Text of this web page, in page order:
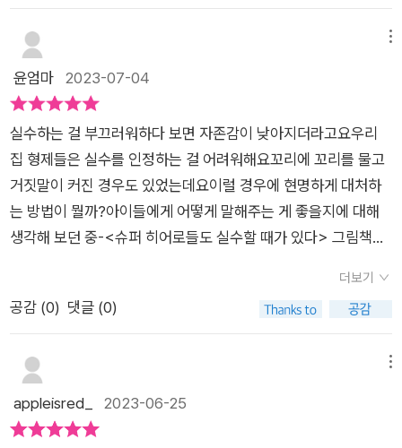
있지말고자신이 할 수 있는가장 멋진 방법으로실수를 만회해보
자고요?!?​저도 히어로들따라~장남매에게 미안한 일 저지르면용
기내어 사과하고 용서를 구하려고요​엄마랑 영웅들처럼우리 아이
들도 씩씩하게 이젠 잘 하겠죠?!?모두 함께 힘내요!!!​​<출판사로
부터 책을 제공받았습니다>​
는 용기, 그 안에서의 깨달음. 가장 중요한 것은 책임감이죠. 아이
가 슈퍼 히어로도 실수 하는 것을 보면서 함께 깨달으면 좋겠어
요. 실수해도 괜찮다는 것을요.🥰 소금 케이크 동굴이 어딨었지?
주선도 있다😀 행성들을 뚫고 지나온 건가봐히어로들의 이야기
는 아이들의 관심사죠. 히어로들이 들려주는 실수에 대한 이야기
라 더 마음에 와닿을 거 같아요.^^[출판사로부터 도서 협찬을 받
았고 본인의 주관적인 견해에 의하여 작성함]
윤엄마 2023-07-04
실수하는 걸 부끄러워하다 보면 자존감이 낮아지더라고요우리
집 형제들은 실수를 인정하는 걸 어려워해요꼬리에 꼬리를 물고
거짓말이 커진 경우도 있었는데요이럴 경우에 현명하게 대처하
는 방법이 뭘까?아이들에게 어떻게 말해주는 게 좋을지에 대해
생각해 보던 중-<슈퍼 히어로들도 실수할 때가 있다> 그림책을
들도우리처럼 실수하는 모습이 보인다면 어떨까?이야기를 읽으
며 꺄르르 웃었던 아이들이지만그 안에서 자연스럽게 터득한 큰
살펴보며 어떤 능력을 가졌을지 이야기 나눠보기도 했어요각각
의 캐릭터가 매력적이라, 한참을 이야기 나눈 것 같아요:)끈끄니
키, 레이저맨이 멋있다는 형제들이었죠-​아이들의 눈에 최고로 멋
더보기
공감 (0) 댓글 (0)
appleisred_ 2023-06-25